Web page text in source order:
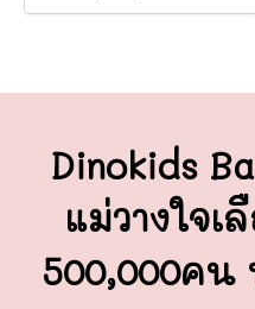
Dinokids
แม่วางใจเ
500,000คน